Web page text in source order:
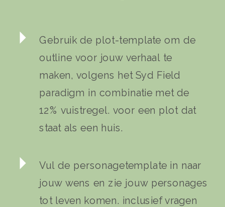
Gebruik de plot-template om de
outline voor jouw verhaal te
maken, volgens het Syd Field
paradigm in combinatie met de
12% vuistregel. voor een plot dat
staat als een huis.
Vul de personagetemplate in naar
jouw wens en zie jouw personages
tot leven komen. inclusief vragen